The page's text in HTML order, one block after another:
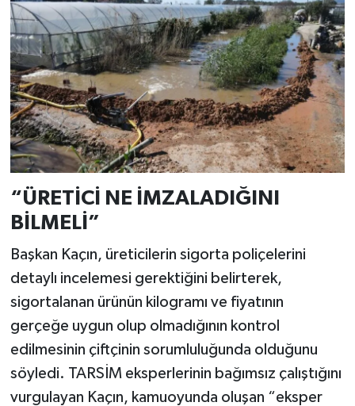
“ÜRETİCİ NE İMZALADIĞINI
BİLMELİ”
Başkan Kaçın, üreticilerin sigorta poliçelerini
detaylı incelemesi gerektiğini belirterek,
sigortalanan ürünün kilogramı ve fiyatının
gerçeğe uygun olup olmadığının kontrol
edilmesinin çiftçinin sorumluluğunda olduğunu
söyledi. TARSİM eksperlerinin bağımsız çalıştığını
vurgulayan Kaçın, kamuoyunda oluşan “eksper